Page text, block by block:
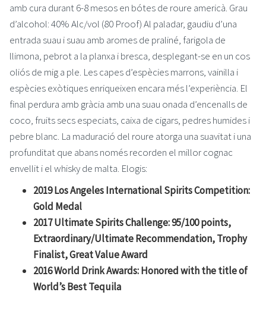
amb cura durant 6-8 mesos en bótes de roure americà. Grau
d’alcohol: 40% Alc/vol (80 Proof) Al paladar, gaudiu d’una
entrada suau i suau amb aromes de praliné, farigola de
llimona, pebrot a la planxa i bresca, desplegant-se en un cos
oliós de mig a ple. Les capes d’espècies marrons, vainilla i
espècies exòtiques enriqueixen encara més l’experiència. El
final perdura amb gràcia amb una suau onada d’encenalls de
coco, fruits secs especiats, caixa de cigars, pedres humides i
pebre blanc. La maduració del roure atorga una suavitat i una
profunditat que abans només recorden el millor cognac
envellit i el whisky de malta. Elogis:
2019 Los Angeles International Spirits Competition:
Gold Medal
2017 Ultimate Spirits Challenge: 95/100 points,
Extraordinary/Ultimate Recommendation, Trophy
Finalist, Great Value Award
2016 World Drink Awards: Honored with the title of
World’s Best Tequila